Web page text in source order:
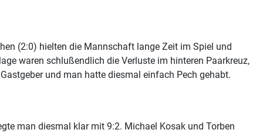
(2:0) hielten die Mannschaft lange Zeit im Spiel und
waren schlußendlich die Verluste im hinteren Paarkreuz,
und man hatte diesmal einfach Pech gehabt.
man diesmal klar mit 9:2. Michael Kosak und Torben